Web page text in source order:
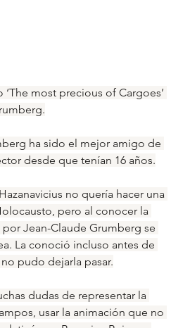
most precious of Cargoes’
ha sido el mejor amigo de
desde que tenían 16 años.
no quería hacer una
pero al conocer la
Jean-Claude Grumberg se
La conoció incluso antes de
pudo dejarla pasar.
dudas de representar la
usar la animación que no